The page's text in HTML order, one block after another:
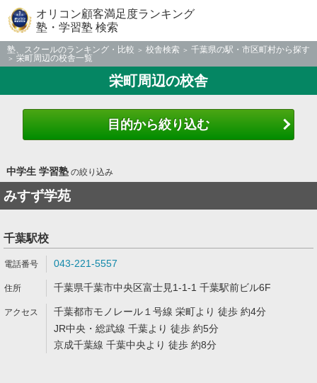
オリコン顧客満足度ランキング
塾・学習塾 検索
塾、スクールのランキング・比較 校舎検索
千葉県の駅・市区町村から探す
栄町周辺の校舎一覧
栄町周辺の校舎
目的から絞り込む
中学生 学習塾の絞り込み
みすず学苑
千葉駅校
043-221-5557
千葉県千葉市中央区富士見1-1-1 千葉駅前ビル6F
千葉都市モノレール１号線 栄町より 徒歩 約4分
JR中央・総武線 千葉より 徒歩 約5分
京成千葉線 千葉中央より 徒歩 約8分